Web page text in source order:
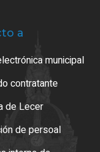
a
municipal
contratante
de Lecer
de persoal